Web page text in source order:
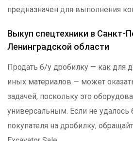
предназначен для выполнения
Выкуп спецтехники в Санкт-
Ленинградской области
Продать б/у дробилку — как для
иных материалов — может
задачей, поскольку это
универсальным. Если не удалось
покупателя на дробилку,